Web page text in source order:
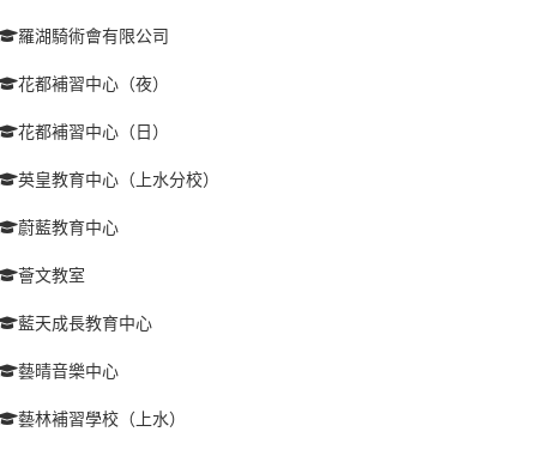
羅湖騎術會有限公司
花都補習中心（夜）
花都補習中心（日）
英皇教育中心（上水分校）
蔚藍教育中心
薈文教室
藍天成長教育中心
藝晴音樂中心
藝林補習學校（上水）